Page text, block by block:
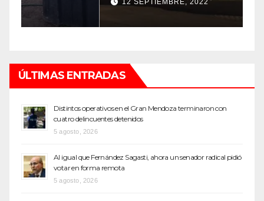
12 SEPTIEMBRE, 2022
ÚLTIMAS ENTRADAS
Distintos operativos en el Gran Mendoza terminaron con
cuatro delincuentes detenidos
5 agosto, 2026
Al igual que Fernández Sagasti, ahora un senador radical pidió
votar en forma remota
5 agosto, 2026